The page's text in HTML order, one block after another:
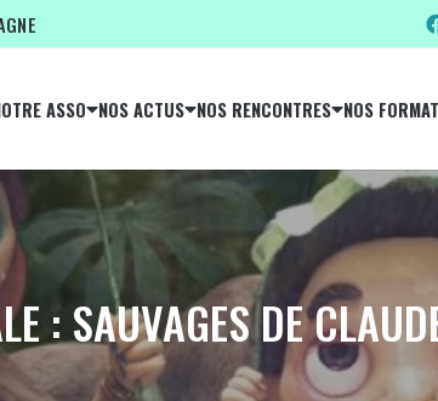
ASSO NOS ACTUS NOS RENCONTRES NOS
: SAUVAGES DE